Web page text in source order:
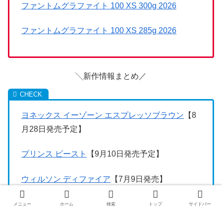
ファントムグラファイト 100 XS 300g 2026
ファントムグラファイト 100 XS 285g 2026
╲新作情報まとめ／
ヨネックス イーゾーン エスプレッソブラウン 【8
月28日発売予定】
プリンス ビースト 【9月10日発売予定】
ウィルソン ディファイア 【7月9日発売】
プリンス ツアー ホワイト【7月下旬発売】
メニュー ホーム 検索 トップ サイドバー